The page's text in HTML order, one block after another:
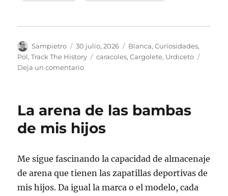
Autor
Sampietro
Publicado
el
30 julio, 2026 Categorías
Blanca,Curiosidades,
Pol,Track The History Etiquetas
caracoles,Cargolete, Urdiceto
Deja un comentarioen
La arena de las bambas
de mis hijos
Me sigue fascinando la capacidad de almacenaje
de arena que tienen las zapatillas deportivas de
mis hijos. Da igual la marca o el modelo, cada